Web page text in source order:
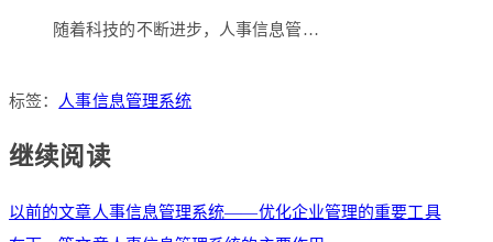
随着科技的不断进步，人事信息管…
标签： 人事信息管理系统
继续阅读
以前的文章人事信息管理系统——优化企业管理的重要工具